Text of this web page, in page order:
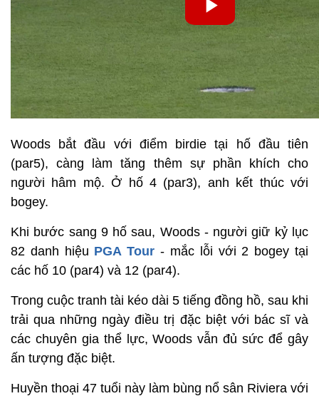
Woods bắt đầu với điểm birdie tại hố đầu tiên
(par5), càng làm tăng thêm sự phần khích cho
người hâm mộ. Ở hố 4 (par3), anh kết thúc với
bogey.
Khi bước sang 9 hố sau, Woods - người giữ kỷ lục
82 danh hiệu PGA Tour - mắc lỗi với 2 bogey tại
các hố 10 (par4) và 12 (par4).
Trong cuộc tranh tài kéo dài 5 tiếng đồng hồ, sau khi
trải qua những ngày điều trị đặc biệt với bác sĩ và
các chuyên gia thể lực, Woods vẫn đủ sức để gây
ấn tượng đặc biệt.
Huyền thoại 47 tuổi này làm bùng nổ sân Riviera với